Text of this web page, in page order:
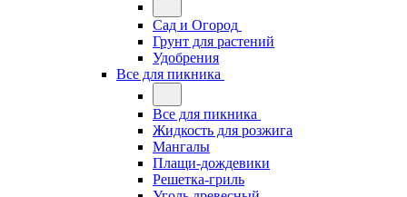
Сад и Огород
Грунт для растений
Удобрения
Все для пикника
Все для пикника
Жидкость для розжига
Мангалы
Плащи-дождевики
Решетка-гриль